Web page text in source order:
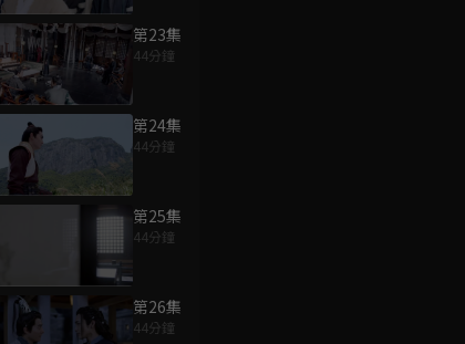
第23集
44分鐘
第24集
44分鐘
第25集
44分鐘
第26集
44分鐘